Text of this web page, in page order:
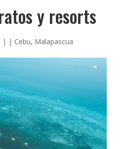
y resorts
| | Cebu, Malapascua